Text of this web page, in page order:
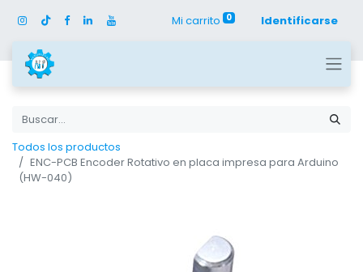
Mi carrito 0 Identificarse
Todos los productos
ENC-PCB Encoder Rotativo en placa impresa para Arduino
(HW-040)